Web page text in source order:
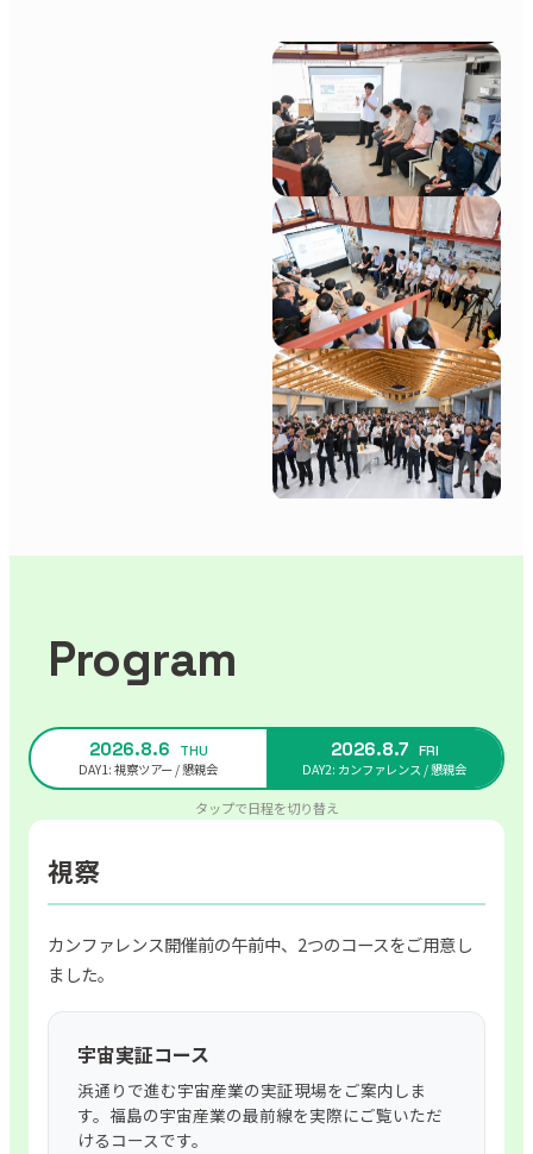
Program
2026.8.6 THU
DAY1: 視察ツアー / 懇親会
2026.8.7 FRI
DAY2: カンファレンス / 懇親会
タップで日程を切り替え
視察
カンファレンス開催前の午前中、2つのコースをご用意し
ました。
宇宙実証コース
浜通りで進む宇宙産業の実証現場をご案内しま
す。福島の宇宙産業の最前線を実際にご覧いただ
けるコースです。